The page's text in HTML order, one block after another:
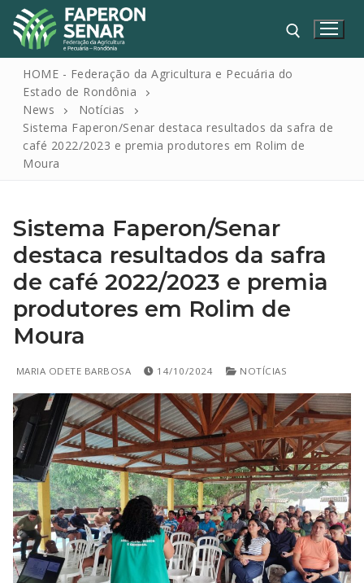
HOME
FAPERON
SENAR
SINDICATOS
SISTEMAS
Chamados TI
Extranet
Lgpd
Gerador Senha
Solicitações LGPD
HOME - Federação da Agricultura e Pecuária do
Estado de Rondônia
News
Notícias
Sistema Faperon/Senar destaca resultados da safra de
café 2022/2023 e premia produtores em Rolim de
Moura
Sistema Faperon/Senar
destaca resultados da safra
de café 2022/2023 e premia
produtores em Rolim de
Moura
MARIA ODETE BARBOSA 14/10/2024 NOTÍCIAS